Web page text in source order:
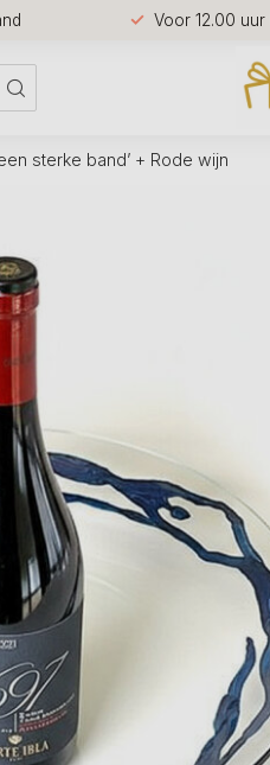
Voor 12.00
sterke band’ + Rode wijn